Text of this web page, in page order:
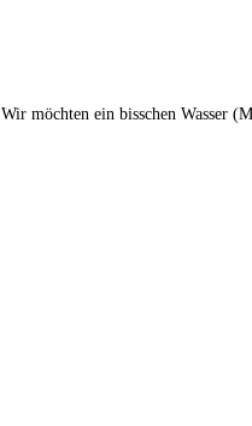
Wir möchten ein bisschen Wasser